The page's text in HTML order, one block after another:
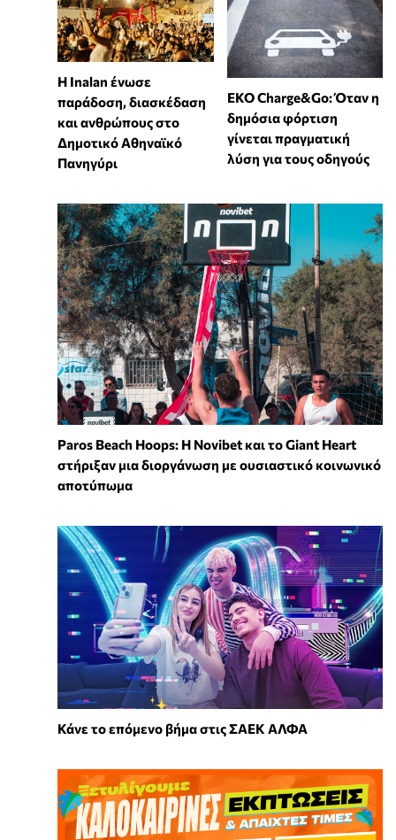
Η Inalan ένωσε
παράδοση, διασκέδαση
και ανθρώπους στο
Δημοτικό Αθηναϊκό
Πανηγύρι
EKO Charge&Go: Όταν η
δημόσια φόρτιση
γίνεται πραγματική
λύση για τους οδηγούς
Paros Beach Hoops: Η Novibet και το Giant Heart
στήριξαν μια διοργάνωση με ουσιαστικό κοινωνικό
αποτύπωμα
Κάνε το επόμενο βήμα στις ΣΑΕΚ ΑΛΦΑ